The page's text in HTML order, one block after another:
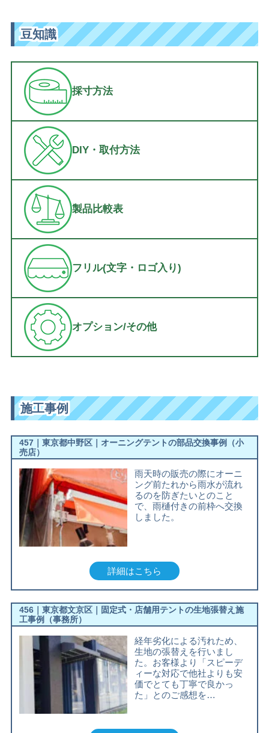
豆知識
採寸方法
DIY・取付方法
製品比較表
フリル(文字・ロゴ入り)
オプション/その他
施工事例
457｜東京都中野区｜オーニングテントの部品交換事例（小
売店）
雨天時の販売の際にオーニ
ング前たれから雨水が流れ
るのを防ぎたいとのこと
で、雨樋付きの前枠へ交換
しました。
詳細はこちら
456｜東京都文京区｜固定式・店舗用テントの生地張替え施
工事例（事務所）
経年劣化による汚れため、
生地の張替えを行いまし
た。お客様より「スピーデ
ィーな対応で他社よりも安
価でとても丁寧で良かっ
た」とのご感想を…